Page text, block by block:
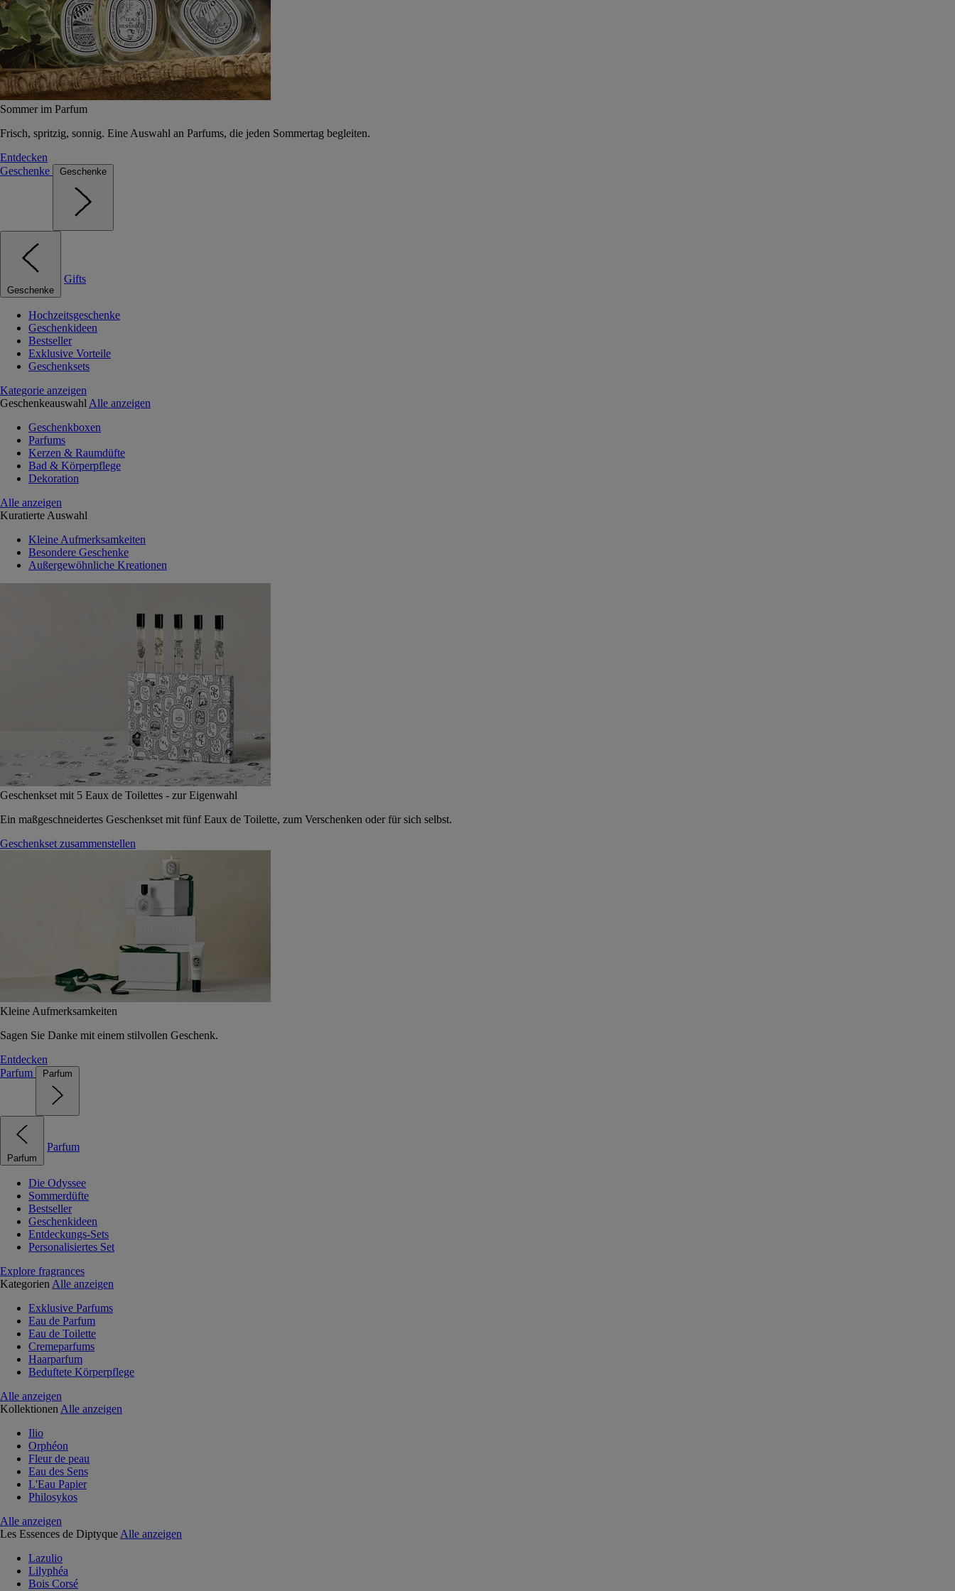
Sommer im Parfum
Frisch, spritzig, sonnig. Eine Auswahl an Parfums, die jeden Sommertag begleiten.
Entdecken
Geschenke
Geschenke
Geschenke
Gifts
Hochzeitsgeschenke
Geschenkideen
Bestseller
Exklusive Vorteile
Geschenksets
Kategorie anzeigen
Geschenkeauswahl Alle anzeigen
Geschenkboxen
Parfums
Kerzen & Raumdüfte
Bad & Körperpflege
Dekoration
Alle anzeigen
Kuratierte Auswahl
Kleine Aufmerksamkeiten
Besondere Geschenke
Außergewöhnliche Kreationen
Geschenkset mit 5 Eaux de Toilettes - zur Eigenwahl
Ein maßgeschneidertes Geschenkset mit fünf Eaux de Toilette, zum Verschenken oder für sich selbst.
Geschenkset zusammenstellen
Kleine Aufmerksamkeiten
Sagen Sie Danke mit einem stilvollen Geschenk.
Entdecken
Parfum
Parfum
Parfum
Parfum
Die Odyssee
Sommerdüfte
Bestseller
Geschenkideen
Entdeckungs-Sets
Personalisiertes Set
Explore fragrances
Kategorien Alle anzeigen
Exklusive Parfums
Eau de Parfum
Eau de Toilette
Cremeparfums
Haarparfum
Beduftete Körperpflege
Alle anzeigen
Kollektionen Alle anzeigen
Ilio
Orphéon
Fleur de peau
Eau des Sens
L'Eau Papier
Philosykos
Alle anzeigen
Les Essences de Diptyque Alle anzeigen
Lazulio
Lilyphéa
Bois Corsé